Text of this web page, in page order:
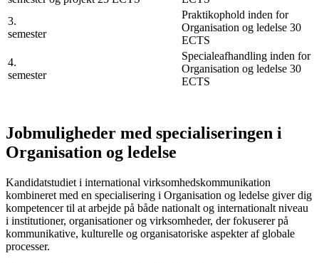
3.
semester
Praktikophold inden for
Organisation og ledelse 30
ECTS
4.
semester
Specialeafhandling inden for
Organisation og ledelse 30
ECTS
Jobmuligheder med specialiseringen i
Organisation og ledelse
Kandidatstudiet i international virksomhedskommunikation
kombineret med en specialisering i Organisation og ledelse giver dig
kompetencer til at arbejde på både nationalt og internationalt niveau
i institutioner, organisationer og virksomheder, der fokuserer på
kommunikative, kulturelle og organisatoriske aspekter af globale
processer.